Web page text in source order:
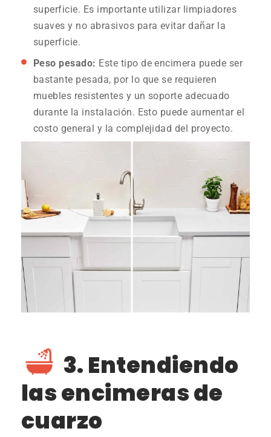
superficie. Es importante utilizar limpiadores
suaves y no abrasivos para evitar dañar la
superficie.
Peso pesado: Este tipo de encimera puede ser
bastante pesada, por lo que se requieren
muebles resistentes y un soporte adecuado
durante la instalación. Esto puede aumentar el
costo general y la complejidad del proyecto.
3. Entendiendo
las encimeras de
cuarzo